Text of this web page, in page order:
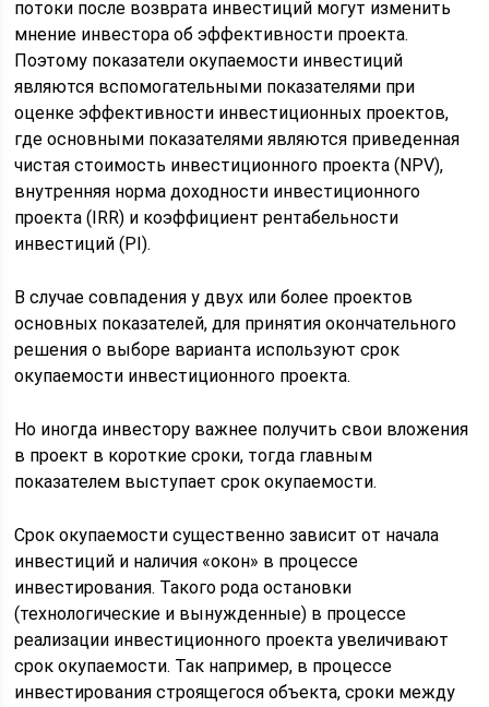
потоки после возврата инвестиций могут изменить
мнение инвестора об эффективности проекта.
Поэтому показатели окупаемости инвестиций
являются вспомогательными показателями при
оценке эффективности инвестиционных проектов,
где основными показателями являются приведенная
чистая стоимость инвестиционного проекта (NPV),
внутренняя норма доходности инвестиционного
проекта (IRR) и коэффициент рентабельности
инвестиций (PI).
В случае совпадения у двух или более проектов
основных показателей, для принятия окончательного
решения о выборе варианта используют срок
окупаемости инвестиционного проекта.
Но иногда инвестору важнее получить свои вложения
в проект в короткие сроки, тогда главным
показателем выступает срок окупаемости.
Срок окупаемости существенно зависит от начала
инвестиций и наличия «окон» в процессе
инвестирования. Такого рода остановки
(технологические и вынужденные) в процессе
реализации инвестиционного проекта увеличивают
срок окупаемости. Так например, в процессе
инвестирования строящегося объекта, сроки между